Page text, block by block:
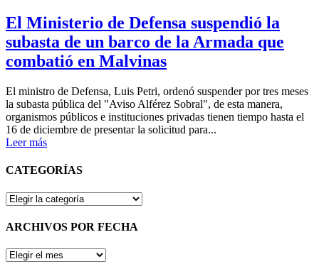
El Ministerio de Defensa suspendió la
subasta de un barco de la Armada que
combatió en Malvinas
El ministro de Defensa, Luis Petri, ordenó suspender por tres meses
la subasta pública del "Aviso Alférez Sobral", de esta manera,
organismos públicos e instituciones privadas tienen tiempo hasta el
16 de diciembre de presentar la solicitud para...
Leer más
CATEGORÍAS
CATEGORÍAS
ARCHIVOS POR FECHA
ARCHIVOS